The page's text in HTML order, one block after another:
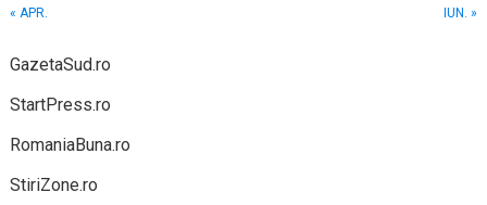
« APR.
IUN. »
GazetaSud.ro
StartPress.ro
RomaniaBuna.ro
StiriZone.ro